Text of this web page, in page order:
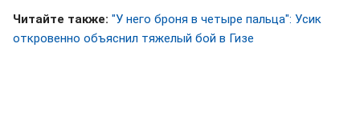
Читайте также: "У него броня в четыре пальца": Усик
откровенно объяснил тяжелый бой в Гизе